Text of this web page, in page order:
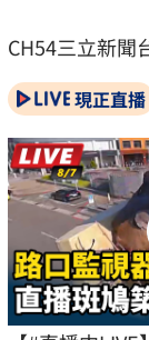
CH54三立新聞
現正直播